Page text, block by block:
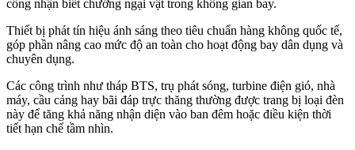
công nhận biết chướng ngại vật trong không gian bay.
Thiết bị phát tín hiệu ánh sáng theo tiêu chuẩn hàng không quốc tế,
góp phần nâng cao mức độ an toàn cho hoạt động bay dân dụng và
chuyên dụng.
Các công trình như tháp BTS, trụ phát sóng, turbine điện gió, nhà
máy, cầu cảng hay bãi đáp trực thăng thường được trang bị loại đèn
này để tăng khả năng nhận diện vào ban đêm hoặc điều kiện thời
tiết hạn chế tầm nhìn.